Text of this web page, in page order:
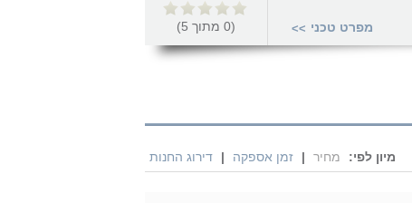
מפרט טכני >>
(
0 מתוך 5
)
מיון לפי: מחיר | זמן אספקה | דירוג החנות